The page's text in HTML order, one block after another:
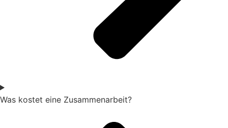
Was kostet eine Zusammenarbeit?